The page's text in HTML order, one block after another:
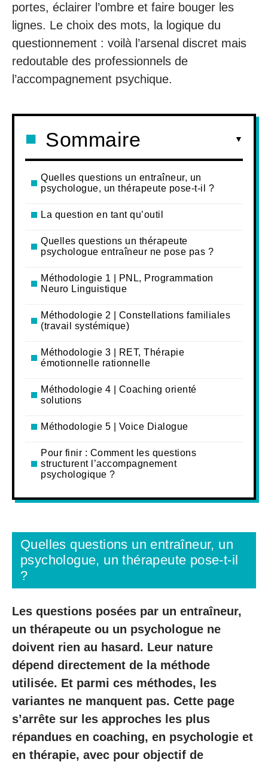
portes, éclairer l’ombre et faire bouger les
lignes. Le choix des mots, la logique du
questionnement : voilà l’arsenal discret mais
redoutable des professionnels de
l’accompagnement psychique.
Sommaire
Quelles questions un entraîneur, un
psychologue, un thérapeute pose-t-il ?
La question en tant qu’outil
Quelles questions un thérapeute
psychologue entraîneur ne pose pas ?
Méthodologie 1 | PNL, Programmation
Neuro Linguistique
Méthodologie 2 | Constellations familiales
(travail systémique)
Méthodologie 3 | RET, Thérapie
émotionnelle rationnelle
Méthodologie 4 | Coaching orienté
solutions
Méthodologie 5 | Voice Dialogue
Pour finir : Comment les questions
structurent l’accompagnement
psychologique ?
Quelles questions un entraîneur, un
psychologue, un thérapeute pose-t-il
?
Les questions posées par un entraîneur,
un thérapeute ou un psychologue ne
doivent rien au hasard. Leur nature
dépend directement de la méthode
utilisée. Et parmi ces méthodes, les
variantes ne manquent pas. Cette page
s’arrête sur les approches les plus
répandues en coaching, en psychologie et
en thérapie, avec pour objectif de